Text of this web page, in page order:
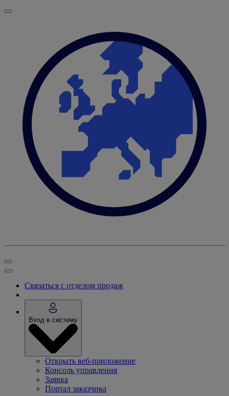
Связаться с отделом продаж
Вход в систему
Открыть веб-приложение
Консоль управления
Заявка
Портал заказчика